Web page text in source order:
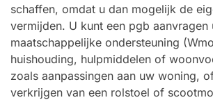
schaffen, omdat u dan mogelijk de
vermijden. U kunt een pgb aanvragen
maatschappelijke ondersteuning
huishouding, hulpmiddelen of
zoals aanpassingen aan uw woning,
verkrijgen van een rolstoel of